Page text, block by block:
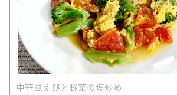
中華風えびと野菜の塩炒め